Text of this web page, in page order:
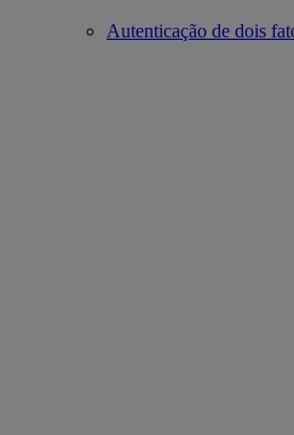
Autenticação de dois